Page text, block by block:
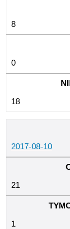
8
0
18
2017-08-10
21
1